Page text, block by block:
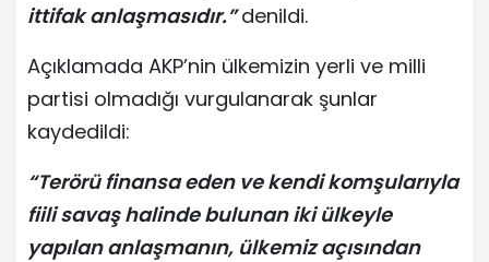
ittifak anlaşmasıdır.” denildi.
Açıklamada AKP’nin ülkemizin yerli ve milli
partisi olmadığı vurgulanarak şunlar
kaydedildi:
“Terörü finansa eden ve kendi komşularıyla
fiili savaş halinde bulunan iki ülkeyle
yapılan anlaşmanın, ülkemiz açısından